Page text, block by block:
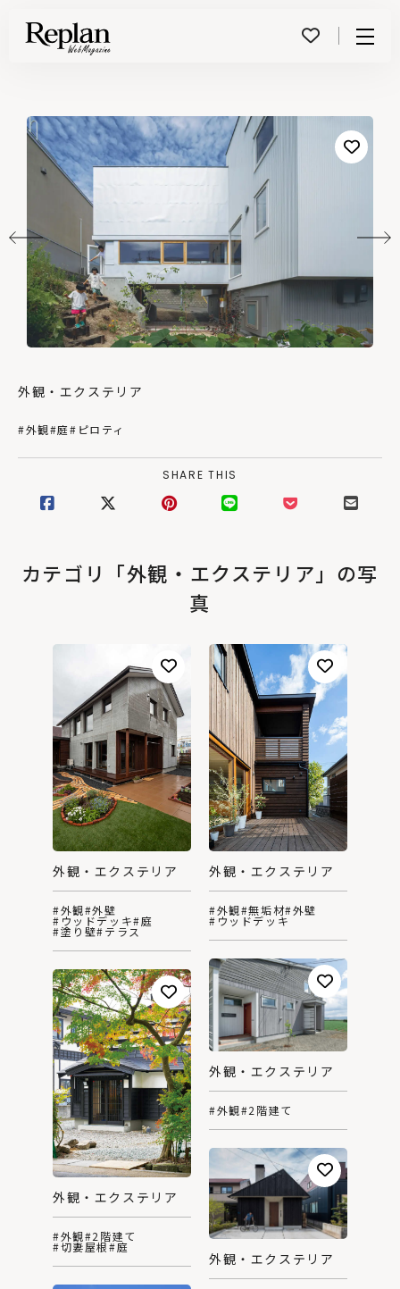
外観・エクステリア
#外観#庭#ピロティ
SHARE THIS
カテゴリ「外観・エクステリア」の写
真
外観・エクステリア
#外観#外壁
#ウッドデッキ#庭
#塗り壁#テラス
外観・エクステリア
#外観#無垢材#外壁
#ウッドデッキ
外観・エクステリア
#外観#2階建て
外観・エクステリア
#外観#2階建て
#切妻屋根#庭
外観・エクステリア